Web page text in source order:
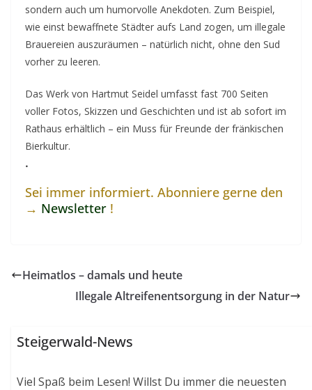
sondern auch um humorvolle Anekdoten. Zum Beispiel,
wie einst bewaffnete Städter aufs Land zogen, um illegale
Brauereien auszuräumen – natürlich nicht, ohne den Sud
vorher zu leeren.
Das Werk von Hartmut Seidel umfasst fast 700 Seiten
voller Fotos, Skizzen und Geschichten und ist ab sofort im
Rathaus erhältlich – ein Muss für Freunde der fränkischen
Bierkultur.
.
Sei immer informiert. Abonniere gerne den
→ Newsletter !
Heimatlos – damals und heute
Illegale Altreifenentsorgung in der Natur
Steigerwald-News
Viel Spaß beim Lesen! Willst Du immer die neuesten